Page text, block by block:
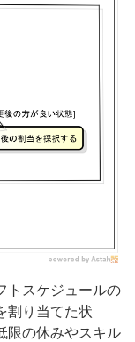
トスケジュールの
割り当てた状
限の休みやスキル